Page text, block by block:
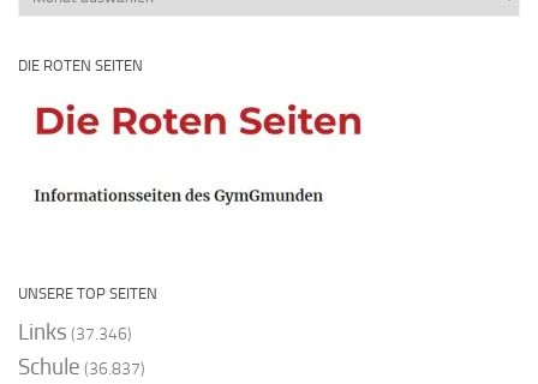
DIE ROTEN SEITEN
UNSERE TOP SEITEN
Links (37.346)
Schule (36.837)